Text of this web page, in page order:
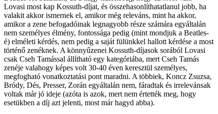
Lovasi most kap Kossuth-díjat, és összehasonlíthatatlanul jobb, ha
valakit akkor ismernek el, amikor még releváns, mint ha akkor,
amikor a zene befogadóinak legnagyobb része számára egyáltalán
nem személyes élmény, fontossága pedig (mint mondjuk a Beatles-
é) elméleti kérdés, nem pedig a saját fülünkkel hallott kérdése a most
történő zenéknek. A könnyűzenei Kossuth-díjasok sorából Lovasi
csak Cseh Tamással állítható egy kategóriába, mert Cseh Tamás
zenéje valahogy képes volt 30-40 éven keresztül személyes,
megfogható vonatkoztatási pont maradni. A többiek, Koncz Zsuzsa,
Bródy, Dés, Presser, Zorán egyáltalán nem, fáradtak és irrelevánsak
voltak már jó ideje (azóta is azok, mert nem értették meg, hogy
esetükben a díj azt jelenti, most már hagyd abba).